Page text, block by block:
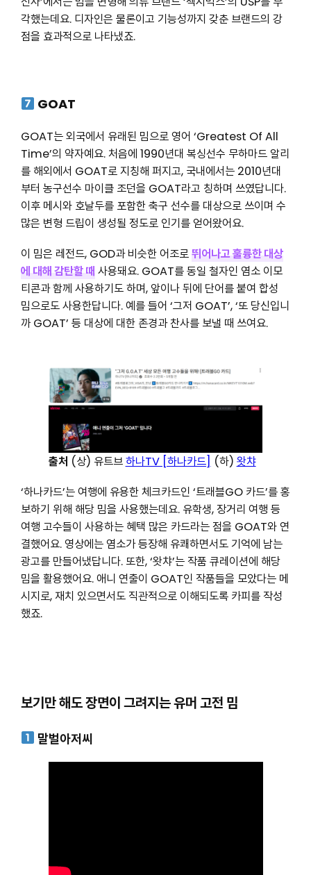
각했는데요. 디자인은 물론이고 기능성까지 갖춘 브랜드의 강
점을 효과적으로 나타냈죠.
GOAT
GOAT는 외국에서 유래된 밈으로 영어 ‘Greatest Of All
Time’의 약자예요. 처음에 1990년대 복싱선수 무하마드 알리
를 해외에서 GOAT로 지칭해 퍼지고, 국내에서는 2010년대
부터 농구선수 마이클 조던을 GOAT라고 칭하며 쓰였답니다.
이후 메시와 호날두를 포함한 축구 선수를 대상으로 쓰이며 수
많은 변형 드립이 생성될 정도로 인기를 얻어왔어요.
이 밈은 레전드, GOD과 비슷한 어조로뛰어나고 훌륭한 대상
에 대해 감탄할 때사용돼요. GOAT를 동일 철자인 염소 이모
티콘과 함께 사용하기도 하며, 앞이나 뒤에 단어를 붙여 합성
밈으로도 사용한답니다. 예를 들어 ‘그저 GOAT’, ‘또 당신입니
까 GOAT’ 등 대상에 대한 존경과 찬사를 보낼 때 쓰여요.
출처 (상) 유트브하나TV [하나카드] (하) 왓챠
‘하나카드’는 여행에 유용한 체크카드인 ‘트래블GO 카드’를 홍
보하기 위해 해당 밈을 사용했는데요. 유학생, 장거리 여행 등
여행 고수들이 사용하는 혜택 많은 카드라는 점을 GOAT와 연
결했어요. 영상에는 염소가 등장해 유쾌하면서도 기억에 남는
광고를 만들어냈답니다. 또한, ‘왓챠’는 작품 큐레이션에 해당
밈을 활용했어요. 애니 연출이 GOAT인 작품들을 모았다는 메
시지로, 재치 있으면서도 직관적으로 이해되도록 카피를 작성
했죠.
보기만 해도 장면이 그려지는 유머 고전 밈
말벌아저씨